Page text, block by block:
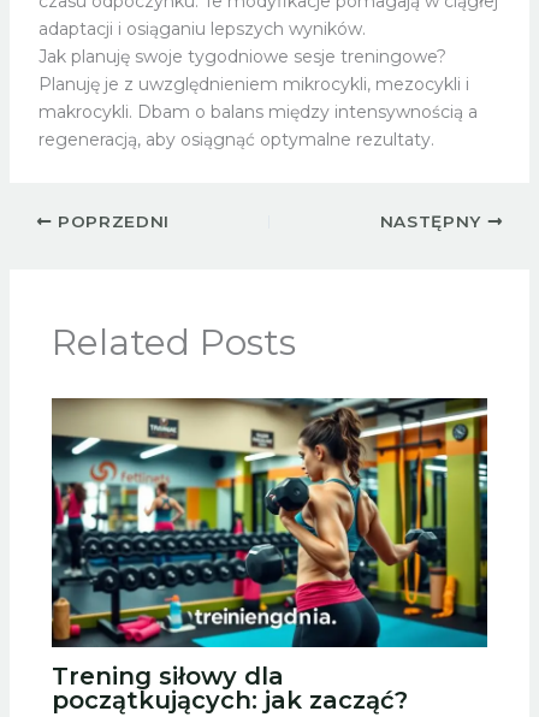
adaptacji i osiąganiu lepszych wyników.
Jak planuję swoje tygodniowe sesje treningowe?
Planuję je z uwzględnieniem mikrocykli, mezocykli i
makrocykli. Dbam o balans między intensywnością a
regeneracją, aby osiągnąć optymalne rezultaty.
POPRZEDNI NASTĘPNY
Related Posts
Trening siłowy dla
początkujących: jak zacząć?